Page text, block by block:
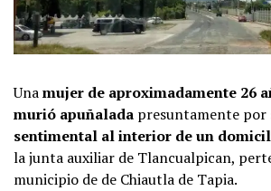
Unamujer de aproximadamente 26
murió apuñalada presuntamente por
sentimental al interior de un
la junta auxiliar de Tlancualpican,
municipio de de Chiautla de Tapia.